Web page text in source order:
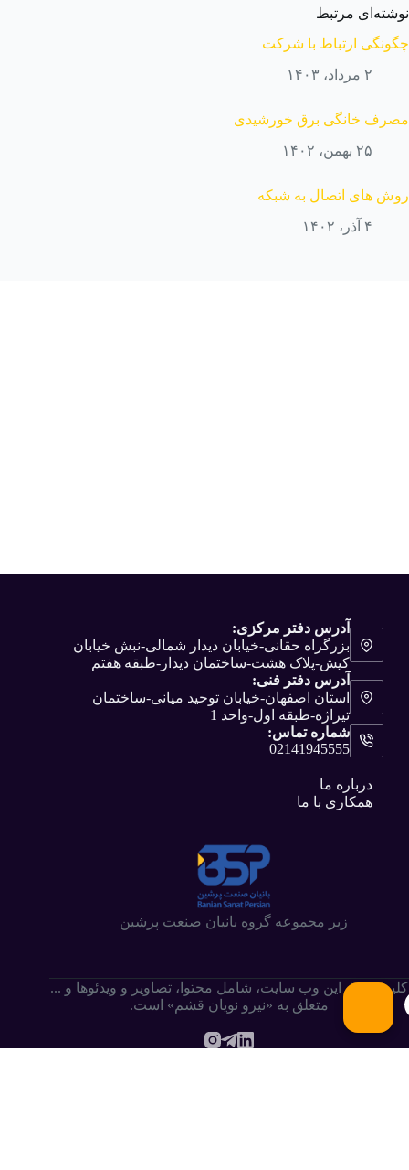
نوشته‌ای مرتبط
چگونگی ارتباط با شرکت
۲ مرداد، ۱۴۰۳
مصرف خانگی برق خورشیدی
۲۵ بهمن، ۱۴۰۲
روش های اتصال به شبکه
۴ آذر، ۱۴۰۲
آدرس دفتر مرکزی:
بزرگراه حقانی-خیابان دیدار شمالی-نبش خیابان
کیش-پلاک هشت-ساختمان دیدار-طبقه هفتم
آدرس دفتر فنی:
استان اصفهان-خیابان توحید میانی-ساختمان
تیراژه-طبقه اول-واحد 1
شماره تماس:
02141945555
درباره ما
همکاری با ما
زیر مجموعه گروه بانیان صنعت پرشین
کلیه حقوق این وب سایت،‌ شامل محتوا، تصاویر و ویدئوها و ...
متعلق به «نیرو نویان قشم» است.